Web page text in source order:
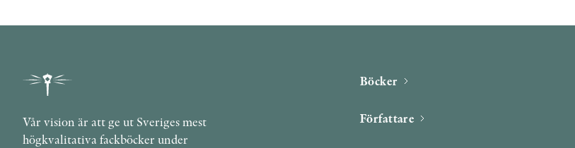
Vår vision är att ge ut Sveriges mest
högkvalitativa fackböcker under
Böcker
Författare